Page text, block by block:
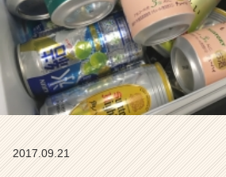
の
タ
イ
ム
ラ
イ
2017.09.21